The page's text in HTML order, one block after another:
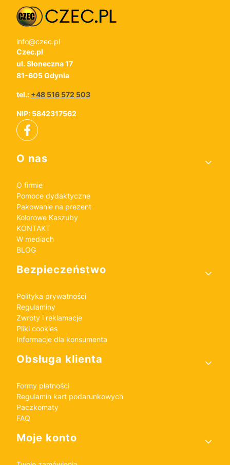
info@czec.pl
Czec.pl
ul. Słoneczna 17
81-605 Gdynia
tel.: +48 516 572 503
NIP: 5842317562
Linki w stopce
O nas
O firmie
Pomoce dydaktyczne
Pakowanie na prezent
Kolorowe Kaszuby
KONTAKT
W mediach
BLOG
Bezpieczeństwo
Polityka prywatności
Regulaminy
Zwroty i reklamacje
Pliki cookies
Informacje dla konsumenta
Obsługa klienta
Formy płatności
Regulamin kart podarunkowych
Paczkomaty
FAQ
Moje konto